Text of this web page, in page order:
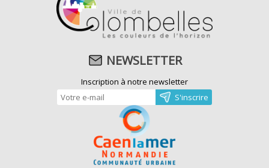
NEWSLETTER
Inscription à notre newsletter